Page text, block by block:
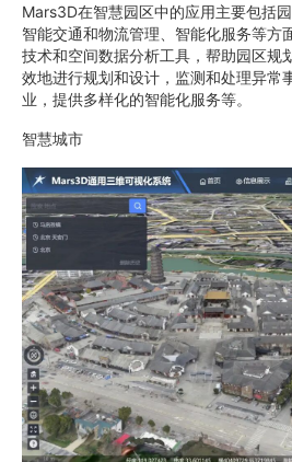
Mars3D在智慧园区中的应用主要包括
智能交通和物流管理、智能化服务等方
技术和空间数据分析工具，帮助园区规
效地进行规划和设计，监测和处理异常
业，提供多样化的智能化服务等。
智慧城市